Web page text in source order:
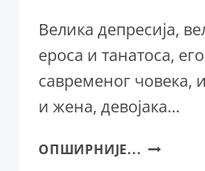
Велика депресија,
ероса и танатоса,
савременог човека,
и жена, девојака…
ОПШИРНИЈЕ... „ВЕЛИКА